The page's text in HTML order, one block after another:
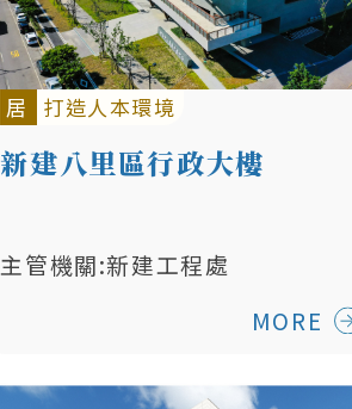
居 打造人本環境
新建八里區行政大樓
主管機關:新建工程處
MORE